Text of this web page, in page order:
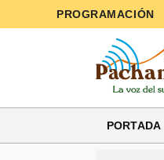
PROGRAMACIÓN
PORTADA